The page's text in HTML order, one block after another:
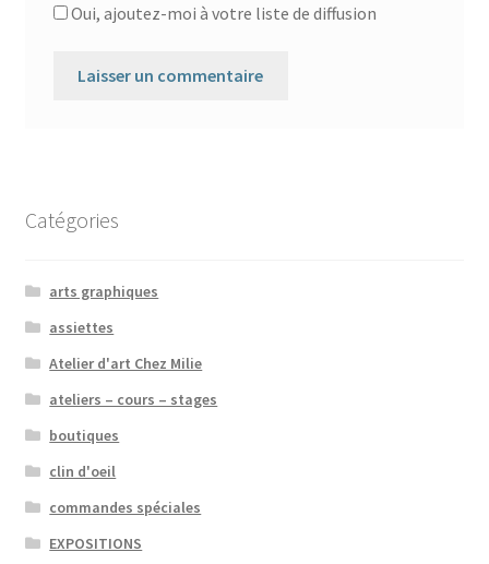
Oui, ajoutez-moi à votre liste de diffusion
Catégories
arts graphiques
assiettes
Atelier d'art Chez Milie
ateliers – cours – stages
boutiques
clin d'oeil
commandes spéciales
EXPOSITIONS